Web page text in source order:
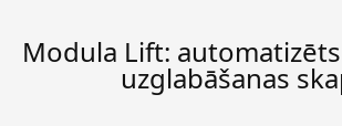
Modula Lift:
uzglabāšanas